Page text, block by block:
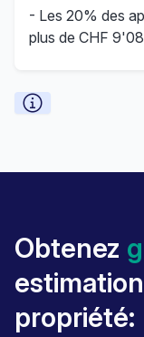
- Les 20% des
plus de CHF
Obtenez
propriété: